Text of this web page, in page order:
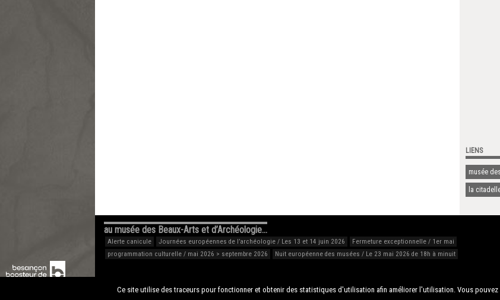
LIENS
musée
la
au musée des Beaux-Arts et d’Archéologie…
Alerte canicule Journées européennes de l’archéologie / Les 13 et 14 juin 2026
Fermeture exceptionnelle / 1er mai
programmation culturelle / mai 2026 > septembre 2026
Nuit européenne des musées / Le 23 mai 2026 de 18h à minuit
Ce site utilise des traceurs pour fonctionner et obtenir des statistiques d'utilisation afin améliorer l'utilisation. Vous